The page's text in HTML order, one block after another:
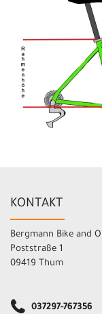
KONTAKT
Bergmann Bike and
Poststraße 1
09419 Thum
037297-767356